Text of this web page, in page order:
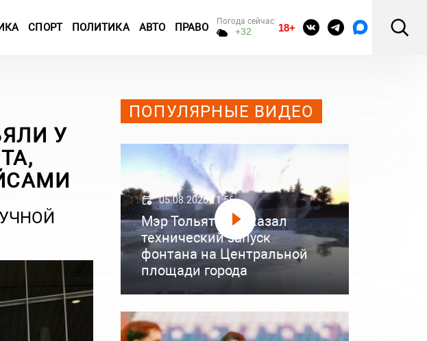
СПОРТ ПОЛИТИКА АВТО ПРАВО Погода сейчас
+32 18+
У
ПОПУЛЯРНЫЕ ВИДЕО
05.08.2026 11:56
Мэр Тольятти показал
технический запуск
фонтана на Центральной
площади города